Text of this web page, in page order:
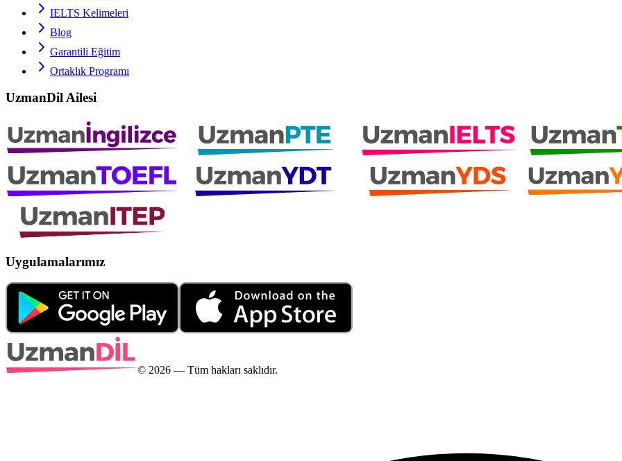
IELTS Kelimeleri
Blog
Garantili Eğitim
Ortaklık Programı
UzmanDil Ailesi
Uygulamalarımız
© 2026 — Tüm hakları saklıdır.